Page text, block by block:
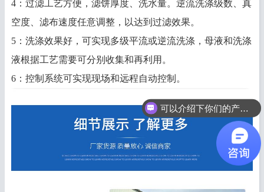
4：过滤工艺方便，滤饼厚度、洗水量。逆流洗涤级数、真
空度、滤布速度任意调整，以达到过滤效果。
5：洗涤效果好，可实现多级平流或逆流洗涤，母液和洗涤
液根据工艺需要可分别收集和再利用。
6：控制系统可实现现场和远程自动控制。
可以介绍下你们的产品么？